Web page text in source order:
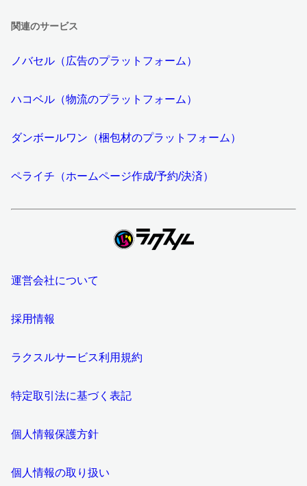
関連のサービス
ノバセル（広告のプラットフォーム）
ハコベル（物流のプラットフォーム）
ダンボールワン（梱包材のプラットフォーム）
ペライチ（ホームページ作成/予約/決済）
運営会社について
採用情報
ラクスルサービス利用規約
特定取引法に基づく表記
個人情報保護方針
個人情報の取り扱い